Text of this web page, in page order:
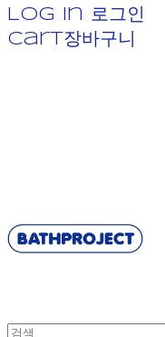
Log In
로그인
Cart장바구니